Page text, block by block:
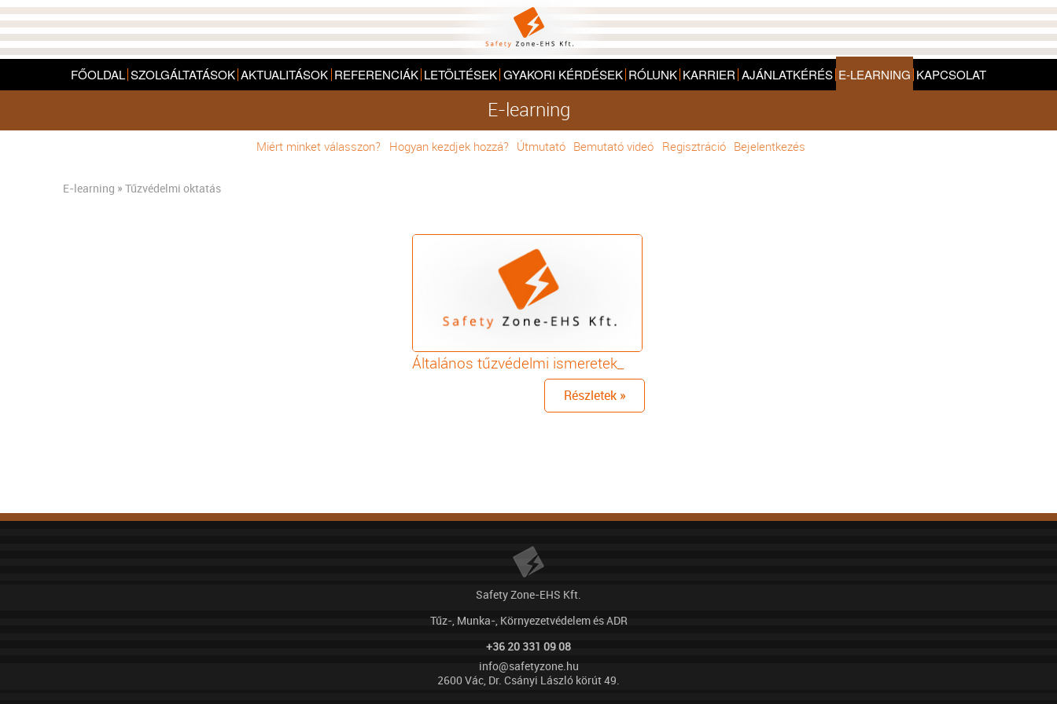
FŐOLDAL SZOLGÁLTATÁSOK AKTUALITÁSOK REFERENCIÁK LETÖLTÉSEK GYAKORI KÉRDÉSEK RÓLUNK KARRIER AJÁNLATKÉRÉS E-LEARNING KAPCSOLAT
E-learning
Miért minket válasszon? Hogyan kezdjek hozzá? Útmutató Bemutató videó Regisztráció Bejelentkezés
E-learning » Tűzvédelmi oktatás
Általános tűzvédelmi ismeretek_
Részletek »
Safety Zone-EHS Kft.
Tűz-, Munka-, Környezetvédelem és ADR
+36 20 331 09 08
info@safetyzone.hu
2600 Vác, Dr. Csányi László körút 49.